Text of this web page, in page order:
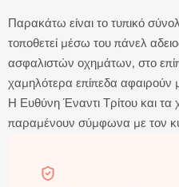
Παρακάτω είναι το τυπικό
τοποθετεί μέσω του πάνελ
ασφαλιστών οχημάτων, στο
χαμηλότερα επίπεδα αφαιρούν
Η Ευθύνη Έναντι Τρίτου και τα
παραμένουν σύμφωνα με τον